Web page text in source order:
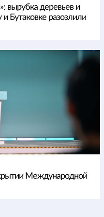
вырубка деревьев и
Бутаковке разозлили
Международной